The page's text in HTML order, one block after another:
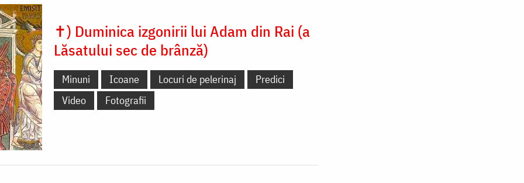
✝) Duminica izgonirii lui Adam din Rai (a
Lăsatului sec de brânză)
Minuni Icoane Locuri de pelerinaj
Predici
Video
Fotografii